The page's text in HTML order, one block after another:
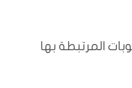
المرتبطة بها